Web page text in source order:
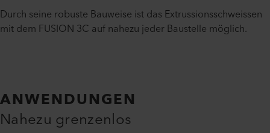
Durch seine robuste Bauweise ist das Extrussionsschweissen
mit dem FUSION 3C auf nahezu jeder Baustelle möglich.
ANWENDUNGEN
Nahezu grenzenlos